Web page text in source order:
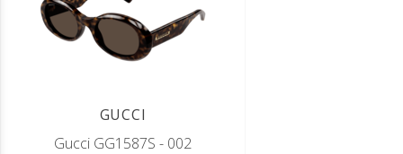
GUCCI
Gucci GG1587S - 002